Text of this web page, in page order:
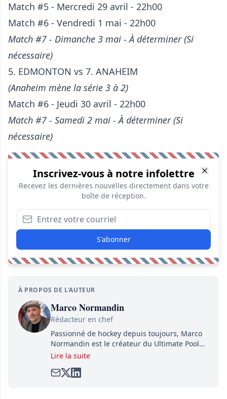
Match #5 - Mercredi 29 avril - 22h00
Match #6 - Vendredi 1 mai - 22h00
Match #7 - Dimanche 3 mai - À déterminer (Si
nécessaire)
5. EDMONTON vs 7. ANAHEIM
(Anaheim mène la série 3 à 2)
Match #6 - Jeudi 30 avril - 22h00
Match #7 - Samedi 2 mai - À déterminer (Si
nécessaire)
Inscrivez-vous à notre infolettre
Recevez les dernières nouvelles directement dans votre
boîte de réception.
S'abonner
À PROPOS DE L'AUTEUR
Marco Normandin
Rédacteur en chef
Passionné de hockey depuis toujours, Marco
Normandin est le créateur du Ultimate Pool
Preview, une référence mondiale en guide de
satirique de hockey, Définitivement, Pierre.
Lire la suite